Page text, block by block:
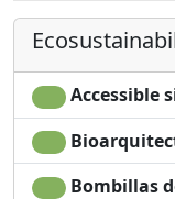
Terrace
Clotheshorse
Cupboard or
Wardrobe
Fireplace
Ironing
Dining table
Accessible
Bombillas